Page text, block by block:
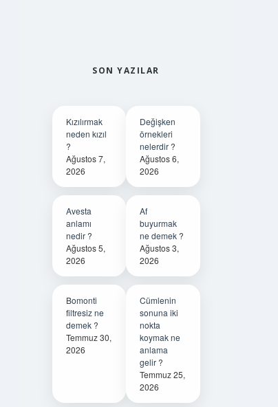
SON YAZILAR
Kızılırmak
neden kızıl
?
Ağustos 7,
2026
Değişken
örnekleri
nelerdir ?
Ağustos 6,
2026
Avesta
anlamı
nedir ?
Ağustos 5,
2026
Af
buyurmak
ne demek ?
Ağustos 3,
2026
Bomonti
filtresiz ne
demek ?
Temmuz 30,
2026
Cümlenin
sonuna iki
nokta
koymak ne
anlama
gelir ?
Temmuz 25,
2026